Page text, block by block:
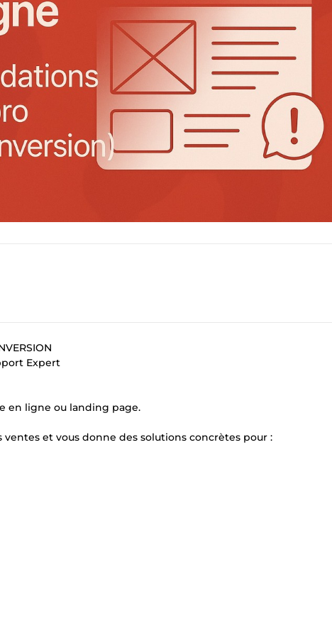
Expert
en ligne ou landing page.
et vous donne des solutions concrètes pour :